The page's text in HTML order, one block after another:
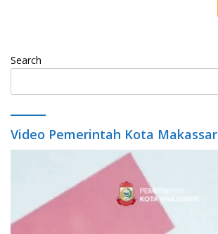
Search
Video Pemerintah Kota Makassar